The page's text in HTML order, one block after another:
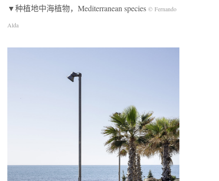
▼种植地中海植物，Mediterranean species © Fernando
Alda